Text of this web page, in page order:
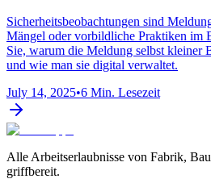
Sicherheitsbeobachtungen sind
Mängel oder vorbildliche Praktiken im
Sie, warum die Meldung selbst kleiner
und wie man sie digital verwaltet.
July 14, 2025•6 Min. Lesezeit
Alle Arbeitserlaubnisse von Fabrik,
griffbereit.